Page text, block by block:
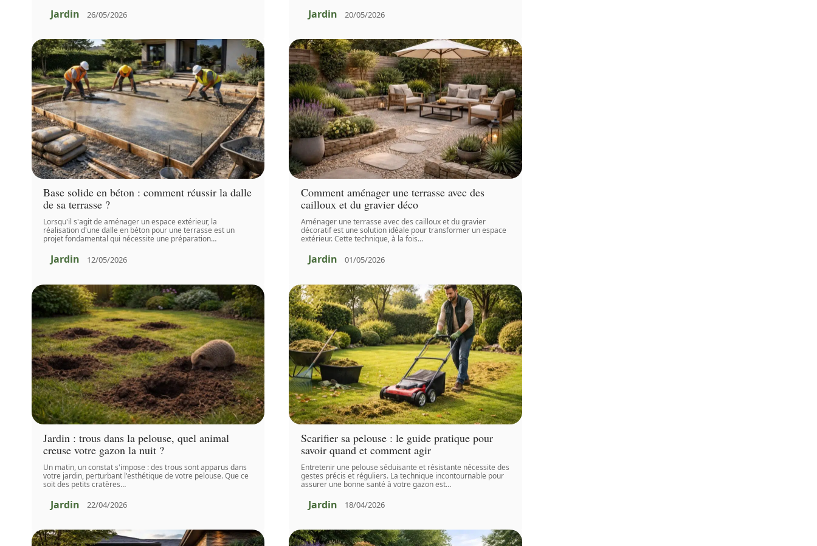
Jardin 26/05/2026 Jardin 20/05/2026
Base solide en béton : comment réussir la dalle
de sa terrasse ?
Lorsqu'il s'agit de aménager un espace extérieur, la
réalisation d'une dalle en béton pour une terrasse est un
projet fondamental qui nécessite une préparation…
Jardin 12/05/2026
Comment aménager une terrasse avec des
cailloux et du gravier déco
Aménager une terrasse avec des cailloux et du gravier
décoratif est une solution idéale pour transformer un espace
extérieur. Cette technique, à la fois…
Jardin 01/05/2026
Jardin : trous dans la pelouse, quel animal
creuse votre gazon la nuit ?
Un matin, un constat s'impose : des trous sont apparus dans
votre jardin, perturbant l'esthétique de votre pelouse. Que ce
soit des petits cratères…
Jardin 22/04/2026
Scarifier sa pelouse : le guide pratique pour
savoir quand et comment agir
Entretenir une pelouse séduisante et résistante nécessite des
gestes précis et réguliers. La technique incontournable pour
assurer une bonne santé à votre gazon est…
Jardin 18/04/2026